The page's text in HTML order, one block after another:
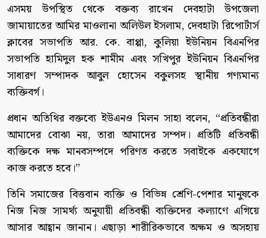
এসময় উপস্থিত থেকে বক্তব্য রাখেন দেবহাটা উপজেলা
জামায়াতের আমির মাওলানা অলিউল ইসলাম, দেবহাটা রিপোর্টার্স
ক্লাবের সভাপতি আর. কে. বাপ্পা, কুলিয়া ইউনিয়ন বিএনপির
সভাপতি হামিদুল হক শামীম এবং সখিপুর ইউনিয়ন বিএনপির
সাধারণ সম্পাদক আবুল হোসেন বকুলসহ স্থানীয় গণ্যমান্য
ব্যক্তিবর্গ।
প্রধান অতিথির বক্তব্যে ইউএনও মিলন সাহা বলেন, “প্রতিবন্ধীরা
আমাদের বোঝা নয়, তারা আমাদের সম্পদ। প্রতিটি প্রতিবন্ধী
ব্যক্তিকে দক্ষ মানবসম্পদে পরিণত করতে সবাইকে একযোগে
কাজ করতে হবে।”
তিনি সমাজের বিত্তবান ব্যক্তি ও বিভিন্ন শ্রেণি-পেশার মানুষকে
নিজ নিজ সামর্থ্য অনুযায়ী প্রতিবন্ধী ব্যক্তিদের কল্যাণে এগিয়ে
আসার আহ্বান জানান। এছাড়া শারীরিকভাবে অক্ষম ও অসহায়